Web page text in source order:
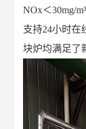
NOx＜30mg/m³
支持24小时在
块炉均满足了